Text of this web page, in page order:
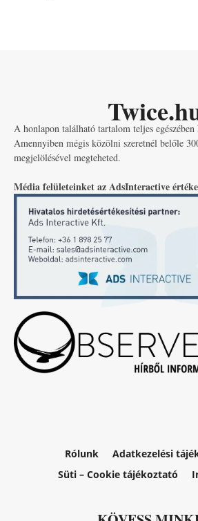
A honlapon található tartalom teljes
Amennyiben mégis közölni szeretnél belőle
megjelölésével megteheted.
Média felületeinket az AdsInteractive
Rólunk
Adatkezelési
Süti – Cookie tájékoztató